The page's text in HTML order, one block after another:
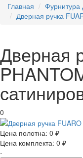
Главная
Фурнитура
Дверная ручка
Дверная
0
Цена полотна: 0 ₽
Цена комплекта: 0 ₽
-